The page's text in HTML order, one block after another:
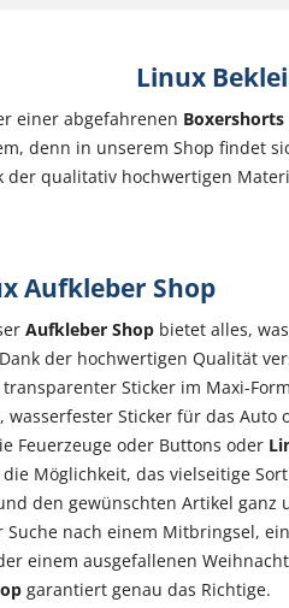
Linux
einer abgefahrenen Boxershorts
denn in unserem Shop findet
der qualitativ hochwertigen
Aufkleber Shop
Aufkleber Shopbietet alles,
der hochwertigen Qualität
Sticker im Maxi-
Sticker für das Auto
Feuerzeuge oder Buttons oder
Möglichkeit, das vielseitige
den gewünschten Artikel ganz
nach einem Mitbringsel,
einem ausgefallenen
garantiert genau das Richtige.